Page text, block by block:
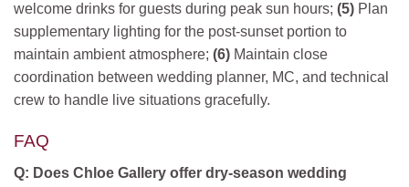
welcome drinks for guests during peak sun hours; (5) Plan
supplementary lighting for the post-sunset portion to
maintain ambient atmosphere; (6) Maintain close
coordination between wedding planner, MC, and technical
crew to handle live situations gracefully.
FAQ
Q: Does Chloe Gallery offer dry-season wedding